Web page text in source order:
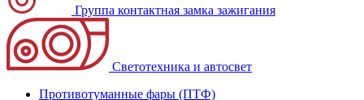
Группа контактная замка зажигания
Светотехника и автосвет
Противотуманные фары (ПТФ)